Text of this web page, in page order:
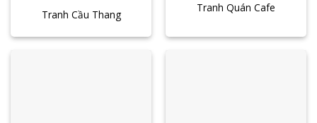
Tranh Cầu Thang
Tranh Quán Cafe